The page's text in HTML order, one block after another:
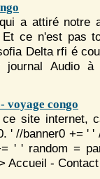
a attiré notre
ce n'est pas
Delta rfi é
journal Audio
voyage congo
site internet,
' //banner0 += '
' ' random =
Accueil -